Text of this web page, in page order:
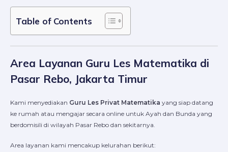
Table of Contents
Area Layanan Guru Les Matematika di
Pasar Rebo, Jakarta Timur
Kami menyediakan Guru Les Privat Matematika yang siap datang
ke rumah atau mengajar secara online untuk Ayah dan Bunda yang
berdomisili di wilayah Pasar Rebo dan sekitarnya.
Area layanan kami mencakup kelurahan berikut: